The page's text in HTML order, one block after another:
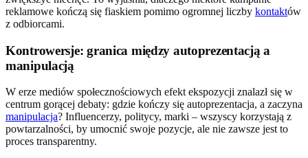
reklamowe kończą się fiaskiem pomimo ogromnej liczby kontaktów
z odbiorcami.
Kontrowersje: granica między autoprezentacją a
manipulacją
W erze mediów społecznościowych efekt ekspozycji znalazł się w
centrum gorącej debaty: gdzie kończy się autoprezentacja, a zaczyna
manipulacja? Influencerzy, politycy, marki – wszyscy korzystają z
powtarzalności, by umocnić swoje pozycje, ale nie zawsze jest to
proces transparentny.